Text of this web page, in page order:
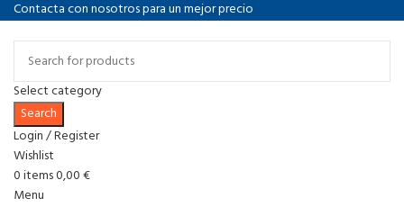
Contacta con nosotros para un mejor precio
Select category
Search
Login / Register
Wishlist
0items0,00€
Menu